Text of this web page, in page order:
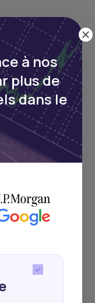
des ordres
financiers
à nos
plus de
dans le